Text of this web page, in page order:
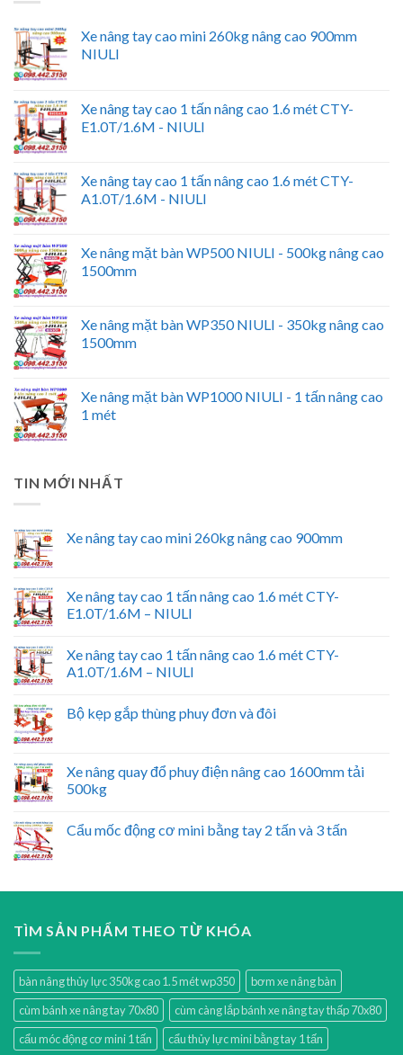
Xe nâng tay cao mini 260kg nâng cao 900mm
NIULI
Xe nâng tay cao 1 tấn nâng cao 1.6 mét CTY-
E1.0T/1.6M - NIULI
Xe nâng tay cao 1 tấn nâng cao 1.6 mét CTY-
A1.0T/1.6M - NIULI
Xe nâng mặt bàn WP500 NIULI - 500kg nâng cao
1500mm
Xe nâng mặt bàn WP350 NIULI - 350kg nâng cao
1500mm
Xe nâng mặt bàn WP1000 NIULI - 1 tấn nâng cao
1 mét
TIN MỚI NHẤT
Xe nâng tay cao mini 260kg nâng cao 900mm
Xe nâng tay cao 1 tấn nâng cao 1.6 mét CTY-
E1.0T/1.6M – NIULI
Xe nâng tay cao 1 tấn nâng cao 1.6 mét CTY-
A1.0T/1.6M – NIULI
Bộ kẹp gắp thùng phuy đơn và đôi
Xe nâng quay đổ phuy điện nâng cao 1600mm tải
500kg
Cẩu mốc động cơ mini bằng tay 2 tấn và 3 tấn
TÌM SẢN PHẨM THEO TỪ KHÓA
bàn nâng thủy lực 350kg cao 1.5 mét wp350
bơm xe nâng bàn
cùm bánh xe nâng tay 70x80
cùm càng lắp bánh xe nâng tay thấp 70x80
cẩu móc động cơ mini 1 tấn
cẩu thủy lực mini bằng tay 1 tấn